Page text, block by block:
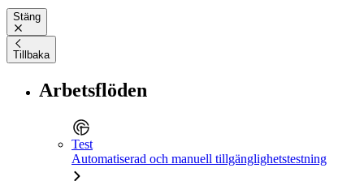
Stäng
Tillbaka
Arbetsflöden
Test
Automatiserad och manuell tillgänglighetstestning